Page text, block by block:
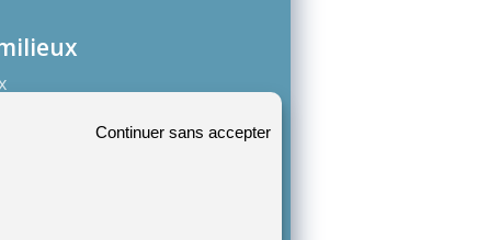
Continuer sans accepter
invasives